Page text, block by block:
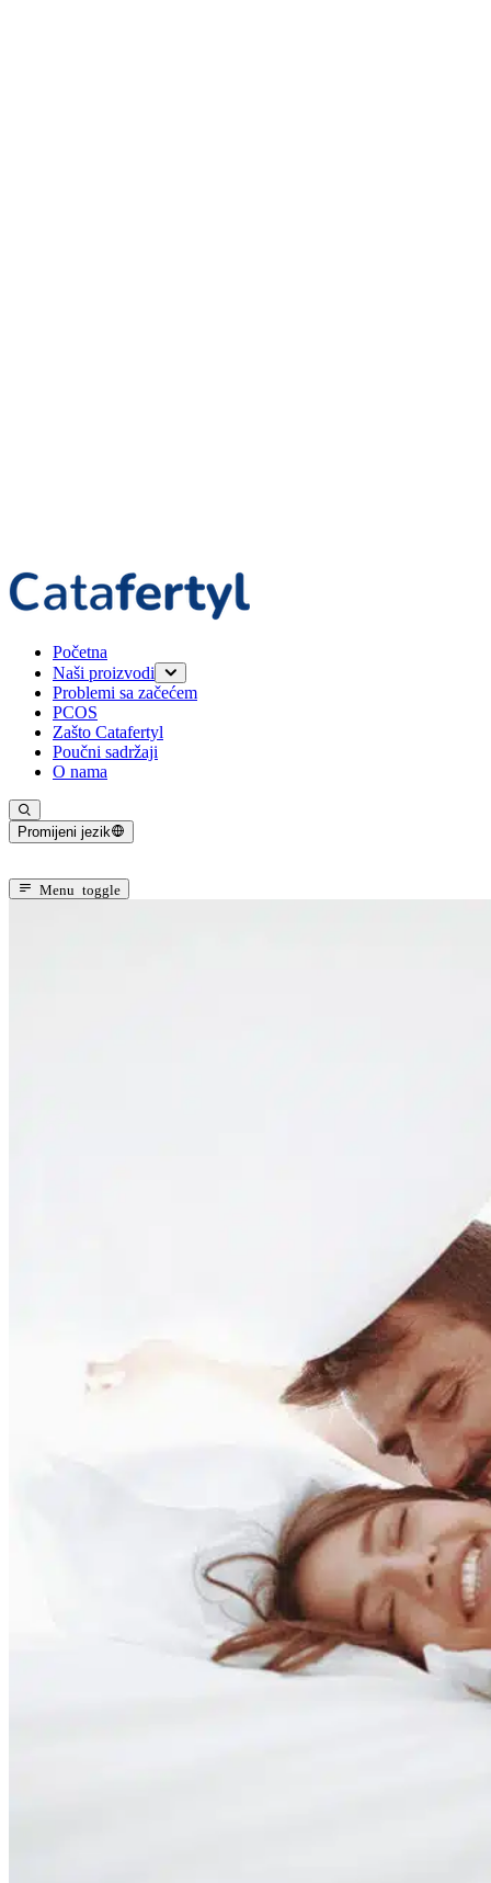
Početna
Naši proizvodi
Catafertyl FOR HER
Problemi sa začećem
PCOS
Zašto Catafertyl
Poučni sadržaji
O nama
Promijeni jezik
Menu toggle